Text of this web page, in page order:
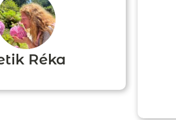
Réka